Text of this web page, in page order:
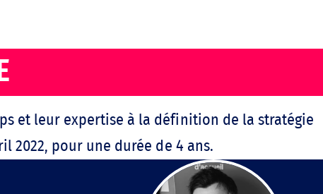
et leur expertise à la définition de la stratégie
2022, pour une durée de 4 ans.